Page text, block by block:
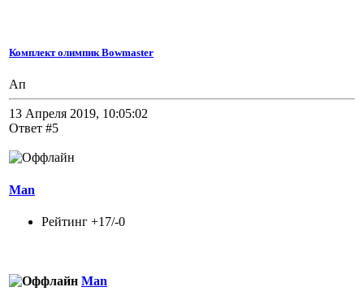
Комплект олимпик Bowmaster
Ап
13 Апреля 2019, 10:05:02
Ответ #5
Man
Рейтинг +17/-0
Man